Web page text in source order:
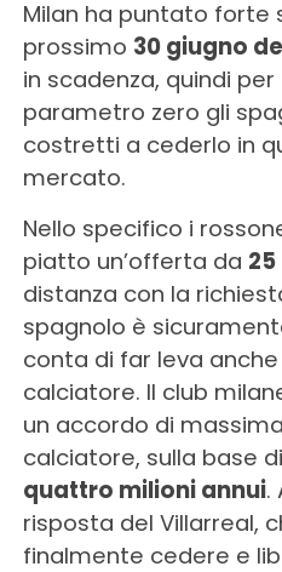
Milan ha puntato forte
prossimo 30 giugno
in scadenza, quindi
parametro zero gli
costretti a cederlo in
mercato.
Nello specifico i
piatto un’offerta da
distanza con la
spagnolo è
conta di far leva
calciatore. Il club
un accordo di
calciatore, sulla base
quattro milioni annui.
risposta del Villarreal,
finalmente cedere e